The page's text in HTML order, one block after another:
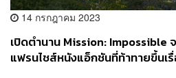
14 กรกฎาคม 2023
เปิดตำนาน Mission: Impossible
แฟรนไชส์หนังแอ็กชันที่ท้าทายขึ้นเ